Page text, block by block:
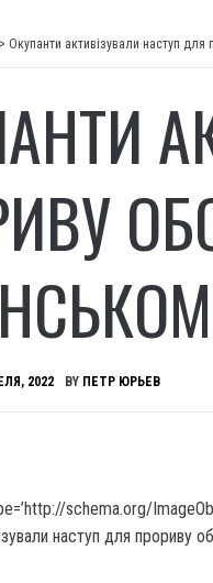
> Окупанти активізували наступ
2022 BY ПЕТР ЮРЬЕВ
schema.org/